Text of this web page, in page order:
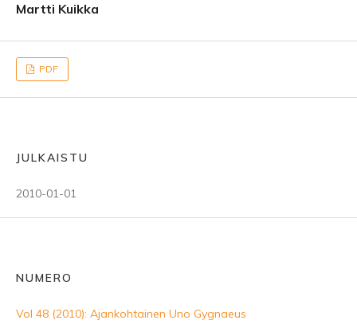
Martti Kuikka
PDF
JULKAISTU
2010-01-01
NUMERO
Vol 48 (2010): Ajankohtainen Uno Gygnaeus